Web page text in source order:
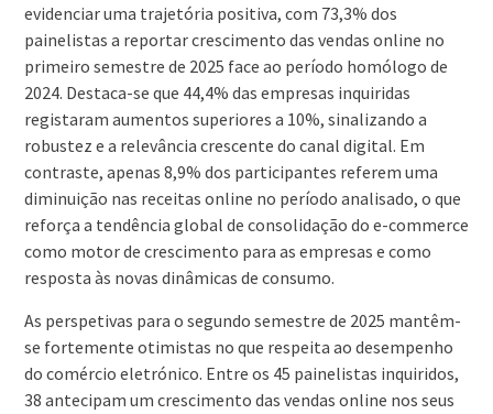
evidenciar uma trajetória positiva, com 73,3% dos
painelistas a reportar crescimento das vendas online no
primeiro semestre de 2025 face ao período homólogo de
2024. Destaca-se que 44,4% das empresas inquiridas
registaram aumentos superiores a 10%, sinalizando a
robustez e a relevância crescente do canal digital. Em
contraste, apenas 8,9% dos participantes referem uma
diminuição nas receitas online no período analisado, o que
reforça a tendência global de consolidação do e-commerce
como motor de crescimento para as empresas e como
resposta às novas dinâmicas de consumo.
As perspetivas para o segundo semestre de 2025 mantêm-
se fortemente otimistas no que respeita ao desempenho
do comércio eletrónico. Entre os 45 painelistas inquiridos,
38 antecipam um crescimento das vendas online nos seus